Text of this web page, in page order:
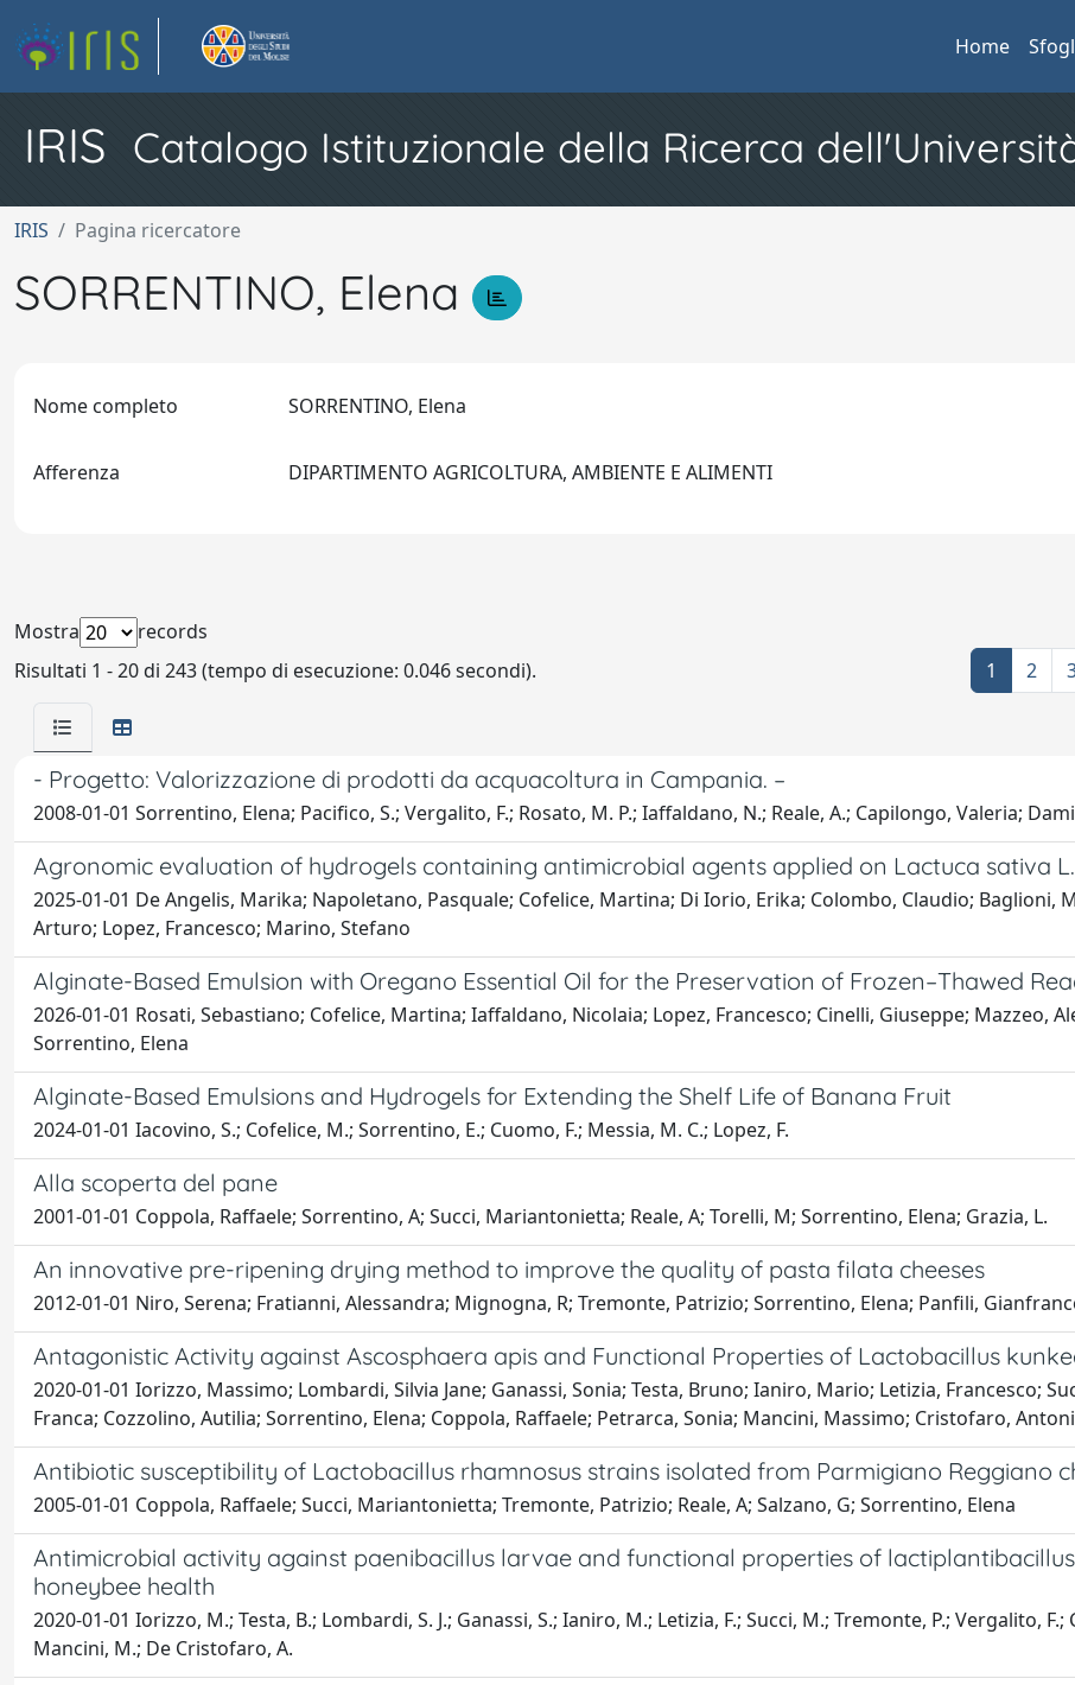
Home
IRIS Catalogo Istituzionale della Ricerca
IRIS Pagina ricercatore
SORRENTINO, Elena
Nome completo SORRENTINO, Elena
Afferenza DIPARTIMENTO AGRICOLTURA, AMBIENTE E ALIMENTI
Mostra
records
Risultati 1 - 20 di 243 (tempo di esecuzione: 0.046 secondi).
1 2
- Progetto: Valorizzazione di prodotti da acquacoltura in Campania. –
2008-01-01 Sorrentino, Elena; Pacifico, S.; Vergalito, F.; Rosato, M. P.; Iaffaldano, N.; Reale, A.; Capilongo, Valeria;
Agronomic evaluation of hydrogels containing antimicrobial agents applied on Lactuca sativa
2025-01-01 De Angelis, Marika; Napoletano, Pasquale; Cofelice, Martina; Di Iorio, Erika; Colombo, Claudio; Baglioni,
Arturo; Lopez, Francesco; Marino, Stefano
Alginate-Based Emulsion with Oregano Essential Oil for the Preservation of Frozen–Thawed
2026-01-01 Rosati, Sebastiano; Cofelice, Martina; Iaffaldano, Nicolaia; Lopez, Francesco; Cinelli, Giuseppe; Mazzeo,
Sorrentino, Elena
Alginate-Based Emulsions and Hydrogels for Extending the Shelf Life of Banana Fruit
2024-01-01 Iacovino, S.; Cofelice, M.; Sorrentino, E.; Cuomo, F.; Messia, M. C.; Lopez, F.
Alla scoperta del pane
2001-01-01 Coppola, Raffaele; Sorrentino, A; Succi, Mariantonietta; Reale, A; Torelli, M; Sorrentino, Elena; Grazia, L.
An innovative pre-ripening drying method to improve the quality of pasta filata cheeses
2012-01-01 Niro, Serena; Fratianni, Alessandra; Mignogna, R; Tremonte, Patrizio; Sorrentino, Elena; Panfili,
Antagonistic Activity against Ascosphaera apis and Functional Properties of Lactobacillus
2020-01-01 Iorizzo, Massimo; Lombardi, Silvia Jane; Ganassi, Sonia; Testa, Bruno; Ianiro, Mario; Letizia, Francesco;
Franca; Cozzolino, Autilia; Sorrentino, Elena; Coppola, Raffaele; Petrarca, Sonia; Mancini, Massimo; Cristofaro,
Antibiotic susceptibility of Lactobacillus rhamnosus strains isolated from Parmigiano Reggiano
2005-01-01 Coppola, Raffaele; Succi, Mariantonietta; Tremonte, Patrizio; Reale, A; Salzano, G; Sorrentino, Elena
Antimicrobial activity against paenibacillus larvae and functional properties of
honeybee health
2020-01-01 Iorizzo, M.; Testa, B.; Lombardi, S. J.; Ganassi, S.; Ianiro, M.; Letizia, F.; Succi, M.; Tremonte, P.; Vergalito,
Mancini, M.; De Cristofaro, A.